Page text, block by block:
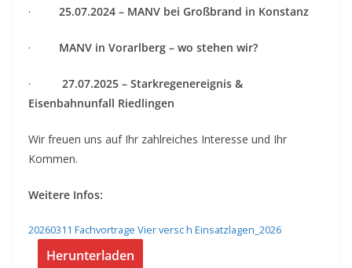
· 25.07.2024 – MANV bei Großbrand in Konstanz
· MANV in Vorarlberg – wo stehen wir?
·
27.07.2025 – Starkregenereignis &
Eisenbahnunfall Riedlingen
Wir freuen uns auf Ihr zahlreiches Interesse und Ihr
Kommen.
Weitere Infos:
20260311 Fachvortrage Vier versc h Einsatzlagen_2026
Herunterladen